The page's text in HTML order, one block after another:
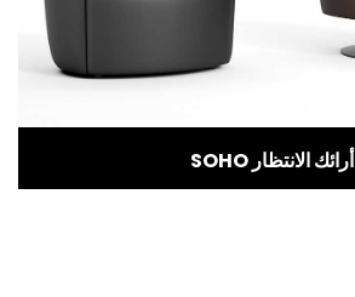
SOHO أرائك الانتظار